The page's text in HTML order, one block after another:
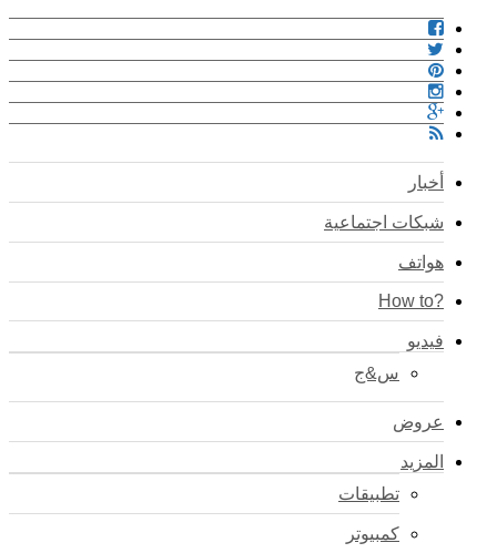
أخبار
شبكات اجتماعية
هواتف
?How to
فيديو
س&ج
عروض
المزيد
تطبيقات
كمبيوتر